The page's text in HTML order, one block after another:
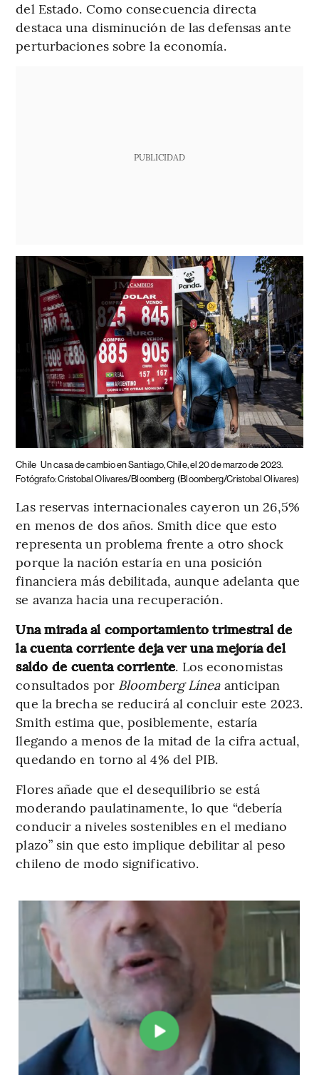
del Estado. Como consecuencia directa
destaca una disminución de las defensas ante
perturbaciones sobre la economía.
PUBLICIDAD
Chile Un casa de cambio en Santiago, Chile, el 20 de marzo de 2023.
Fotógrafo: Cristobal Olivares/Bloomberg (Bloomberg/Cristobal Olivares)
Las reservas internacionales cayeron un 26,5%
en menos de dos años. Smith dice que esto
representa un problema frente a otro shock
porque la nación estaría en una posición
financiera más debilitada, aunque adelanta que
se avanza hacia una recuperación.
Una mirada al comportamiento trimestral de
la cuenta corriente deja ver una mejoría del
saldo de cuenta corriente. Los economistas
consultados por Bloomberg Líneaanticipan
que la brecha se reducirá al concluir este 2023.
Smith estima que, posiblemente, estaría
llegando a menos de la mitad de la cifra actual,
quedando en torno al 4% del PIB.
Flores añade que el desequilibrio se está
moderando paulatinamente, lo que “debería
conducir a niveles sostenibles en el mediano
plazo” sin que esto implique debilitar al peso
chileno de modo significativo.